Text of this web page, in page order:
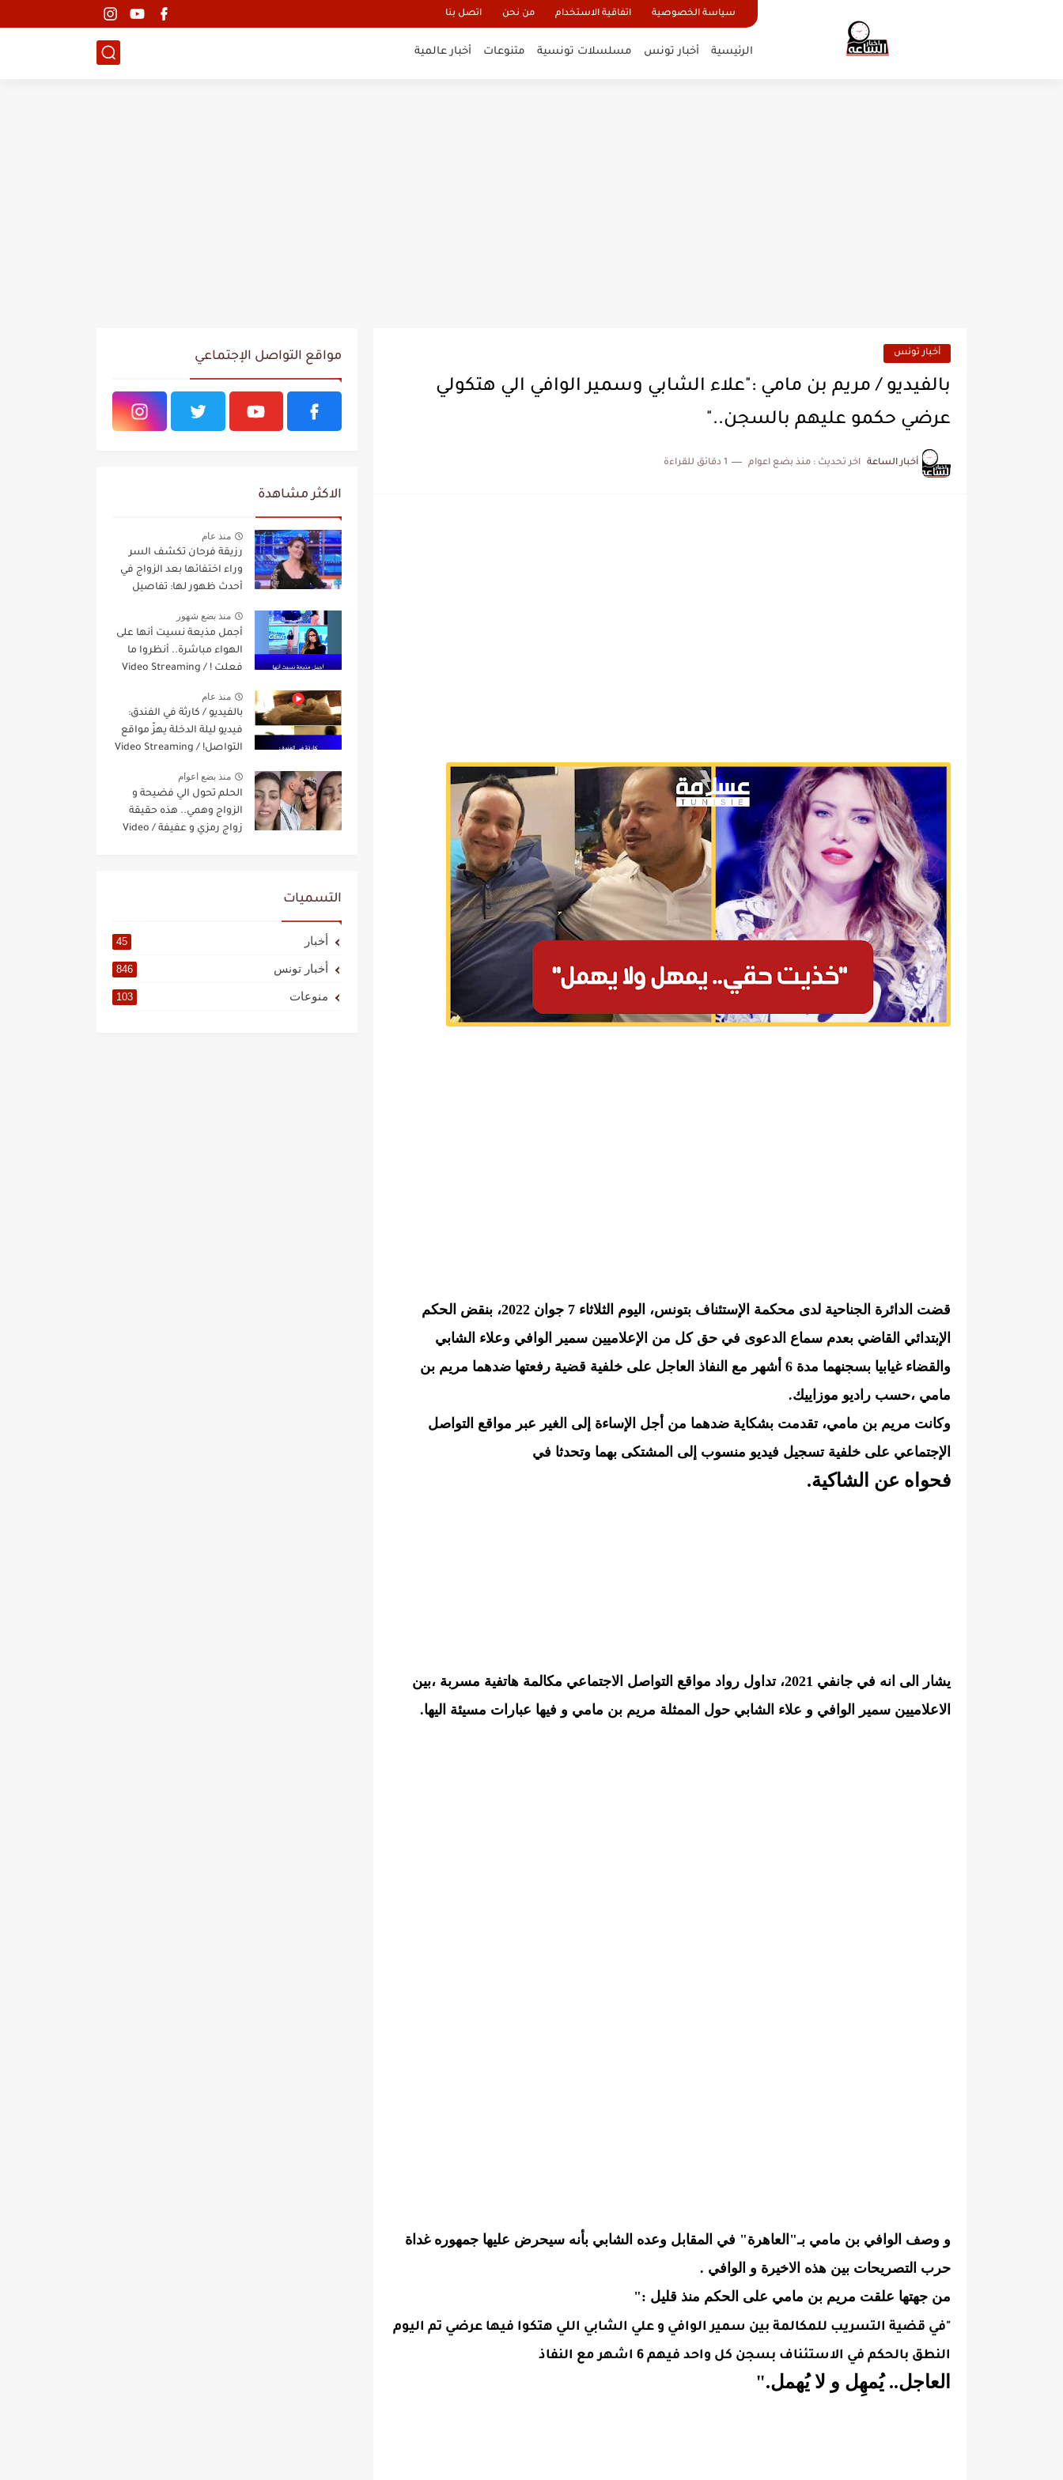
سياسة الخصوصية اتفاقية الاستخدام من نحن اتصل بنا
الرئيسية أخبار تونس مسلسلات تونسية متنوعات أخبار عالمية
أخبار تونس
بالفيديو / مريم بن مامي :"علاء الشابي وسمير الوافي الي هتكولي
عرضي حكمو عليهم بالسجن.."
أخبار الساعة اخر تحديث : منذ بضع اعوام 1 دقائق للقراءة
قضت الدائرة الجناحية لدى محكمة الإستئناف بتونس، اليوم الثلاثاء 7 جوان 2022، بنقض الحكم
الإبتدائي القاضي بعدم سماع الدعوى في حق كل من الإعلاميين سمير الوافي وعلاء الشابي
والقضاء غيابيا بسجنهما مدة 6 أشهر مع النفاذ العاجل على خلفية قضية رفعتها ضدهما مريم بن
مامي ،حسب راديو موزاييك.
وكانت مريم بن مامي، تقدمت بشكاية ضدهما من أجل الإساءة إلى الغير عبر مواقع التواصل
الإجتماعي على خلفية تسجيل فيديو منسوب إلى المشتكى بهما وتحدثا في
فحواه عن الشاكية.
يشار الى انه في جانفي 2021، تداول رواد مواقع التواصل الاجتماعي مكالمة هاتفية مسربة ،بين
الاعلاميين سمير الوافي و علاء الشابي حول الممثلة مريم بن مامي و فيها عبارات مسيئة اليها.
و وصف الوافي بن مامي بـ"العاهرة" في المقابل وعده الشابي بأنه سيحرض عليها جمهوره غداة
حرب التصريحات بين هذه الاخيرة و الوافي .
من جهتها علقت مريم بن مامي على الحكم منذ قليل :"
"في قضية التسريب للمكالمة بين سمير الوافي و علي الشابي اللي هتكوا فيها عرضي تم اليوم
النطق بالحكم في الاستئناف بسجن كل واحد فيهم 6 اشهر مع النفاذ
العاجل..يُمهِل و لا يُهمل."
مواقع التواصل الإجتماعي
الاكثر مشاهدة
منذ عام
رزيقة فرحان تكشف السر
وراء اختفائها بعد الزواج في
أحدث ظهور لها: تفاصيل
منذ بضع شهور
أجمل مذيعة نسيت أنها على
الهواء مباشرة.. أنظروا ما
فعلت ! / Video Streaming
منذ عام
بالفيديو / كارثة في الفندق:
فيديو ليلة الدخلة يهزّ مواقع
التواصل! / Video Streaming
منذ بضع اعوام
الحلم تحول الي فضيحة و
الزواج وهمي.. هذه حقيقة
زواج رمزي و عفيفة / Video
التسميات
أخبار 45
أخبار تونس 846
منوعات 103